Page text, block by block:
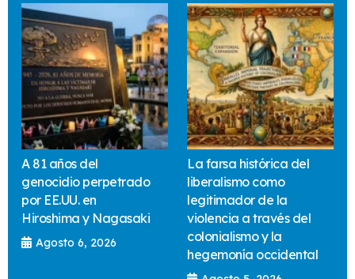
A 81 años del
genocidio perpetrado
por EE.UU. en
Hiroshima y Nagasaki
Agosto 6, 2026
La farsa histórica del
liberalismo como
legitimador de la
violencia a través del
colonialismo y la
hegemonía occidental